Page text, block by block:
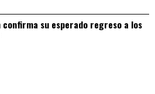
confirma su esperado regreso a los